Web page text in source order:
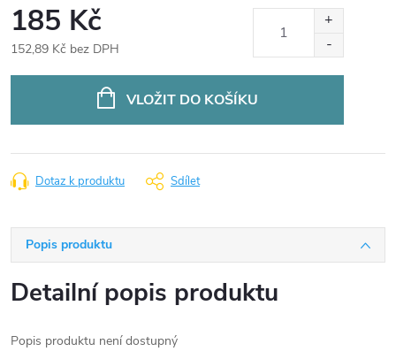
185 Kč
152,89 Kč bez DPH
VLOŽIT DO KOŠÍKU
Dotaz k produktu Sdílet
Popis produktu
Detailní popis produktu
Popis produktu není dostupný